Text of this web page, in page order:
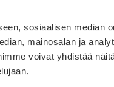
sosiaalisen median
mainosalan ja
voivat yhdistää